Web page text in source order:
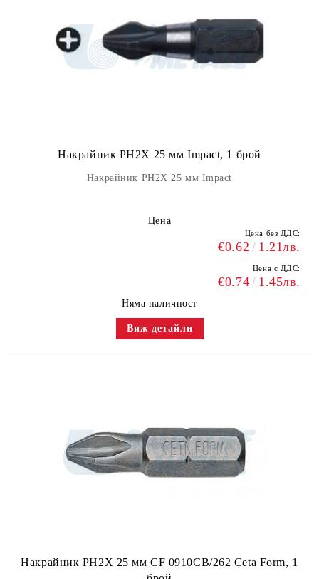
Накрайник PH2X 25 мм Impact, 1 брой
Накрайник PH2X 25 мм Impact
Цена
Цена без ДДС:
€0.62 1.21лв.
Цена с ДДС:
€0.74 1.45лв.
Няма наличност
Виж детайли
Накрайник PH2X 25 мм CF 0910CB/262 Ceta Form, 1